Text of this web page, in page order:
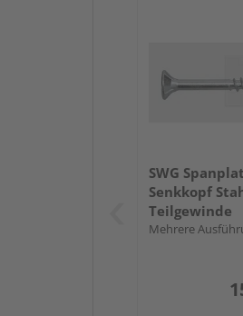
SWG
Senkkopf
Teilgewinde
Mehrere